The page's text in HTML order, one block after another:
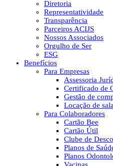
Diretoria
Representatividade
Transparência
Parceiros ACIJS
Nossos Associados
Orgulho de Ser
ESG
Benefícios
Para Empresas
Assessoria
Certificado de
Gestão de
Locação de
Para Colaboradores
Cartão Bee
Cartão Útil
Clube de
Planos de
Planos